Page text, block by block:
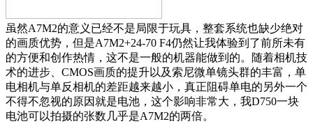
虽然A7M2的意义已经不是局限于玩具，整套系统也缺少绝对
的画质优势，但是A7M2+24-70 F4仍然让我体验到了前所未有
的方便和创作热情，这不是一般的机器能做到的。随着相机技
术的进步、CMOS画质的提升以及索尼微单镜头群的丰富，单
电相机与单反相机的差距越来越小，真正阻碍单电的另外一个
不得不忽视的原因就是电池，这个影响非常大，我D750一块
电池可以拍摄的张数几乎是A7M2的两倍。